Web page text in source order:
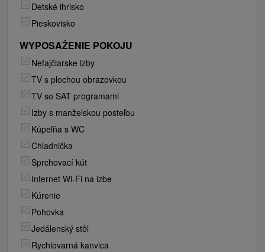
Detské ihrisko
Pieskovisko
WYPOSAŻENIE POKOJU
Nefajčiarske izby
TV s plochou obrazovkou
TV so SAT programami
Izby s manželskou posteľou
Kúpeľňa s WC
Chladnička
Sprchovací kút
Internet Wi-Fi na izbe
Kúrenie
Pohovka
Jedálenský stôl
Rychlovarná kanvica